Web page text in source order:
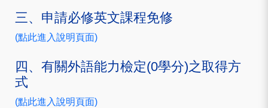
三、申請必修英文課程免修
(點此進入說明頁面)
四、有關外語能力檢定(0學分)之取得方
式
(點此進入說明頁面)